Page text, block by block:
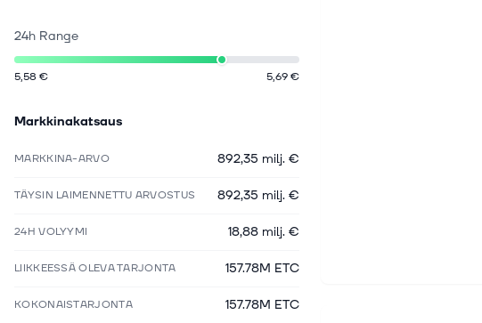
24h Range
5,58 € 5,69 €
Markkinakatsaus
MARKKINA-ARVO 892,35 milj. €
TÄYSIN LAIMENNETTU ARVOSTUS 892,35 milj. €
24H VOLYYMI 18,88 milj. €
LIIKKEESSÄ OLEVA TARJONTA 157.78M ETC
KOKONAISTARJONTA 157.78M ETC